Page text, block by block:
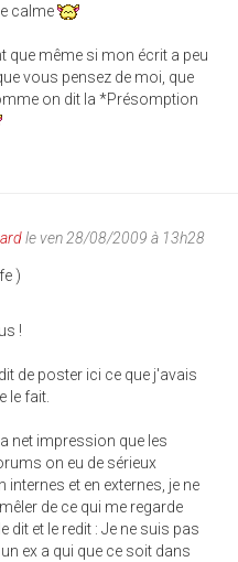
calme
que même si mon écrit a peu
vous pensez de moi, que
on dit la *Présomption
le ven 28/08/2009 à 13h28
)
!
de poster ici ce que j'avais
le fait.
net impression que les
on eu de sérieux
internes et en externes, je ne
de ce qui me regarde
dit et le redit : Je ne suis pas
ex a qui que ce soit dans